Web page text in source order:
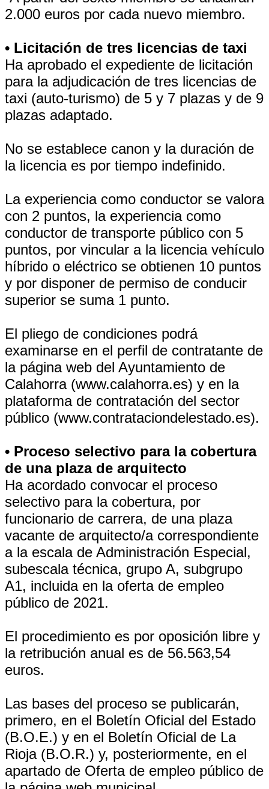
2.000 euros por cada nuevo miembro.
• Licitación de tres licencias de taxi
Ha aprobado el expediente de licitación
para la adjudicación de tres licencias de
taxi (auto-turismo) de 5 y 7 plazas y de 9
plazas adaptado.
No se establece canon y la duración de
la licencia es por tiempo indefinido.
La experiencia como conductor se valora
con 2 puntos, la experiencia como
conductor de transporte público con 5
puntos, por vincular a la licencia vehículo
híbrido o eléctrico se obtienen 10 puntos
y por disponer de permiso de conducir
superior se suma 1 punto.
El pliego de condiciones podrá
examinarse en el perfil de contratante de
la página web del Ayuntamiento de
Calahorra (www.calahorra.es) y en la
plataforma de contratación del sector
público (www.contrataciondelestado.es).
• Proceso selectivo para la cobertura
de una plaza de arquitecto
Ha acordado convocar el proceso
selectivo para la cobertura, por
funcionario de carrera, de una plaza
vacante de arquitecto/a correspondiente
a la escala de Administración Especial,
subescala técnica, grupo A, subgrupo
A1, incluida en la oferta de empleo
público de 2021.
El procedimiento es por oposición libre y
la retribución anual es de 56.563,54
euros.
Las bases del proceso se publicarán,
primero, en el Boletín Oficial del Estado
(B.O.E.) y en el Boletín Oficial de La
Rioja (B.O.R.) y, posteriormente, en el
apartado de Oferta de empleo público de